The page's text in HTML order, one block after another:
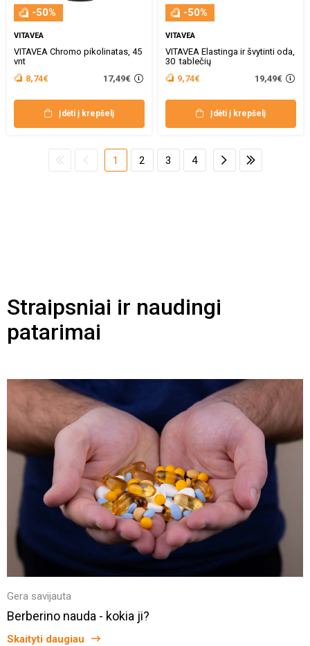
-50%
VITAVEA
VITAVEA Chromo pikolinatas, 45
vnt
8,74€
17,49€
Įdėti į krepšelį
-50%
VITAVEA
VITAVEA Elastinga ir švytinti oda,
30 tablečių
9,74€
19,49€
Įdėti į krepšelį
1 2 3 4
Straipsniai ir naudingi
patarimai
Gera savijauta
Berberino nauda - kokia ji?
Skaityti daugiau